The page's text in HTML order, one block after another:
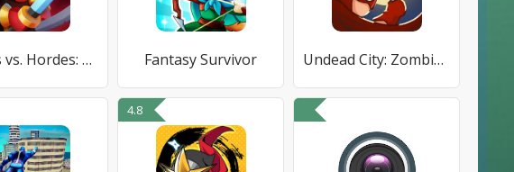
Heroes vs. Hordes: Survivor Fantasy Survivor Undead City: Zombie Survivor
4.8